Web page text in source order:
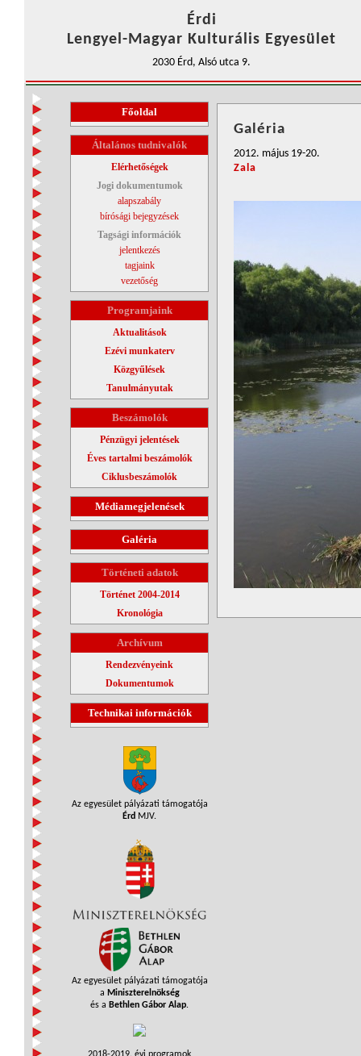
Érdi
Lengyel-Magyar Kulturális Egyesület
2030 Érd, Alsó utca 9.
Főoldal
Általános tudnivalók
Elérhetőségek
Jogi dokumentumok
alapszabály
bírósági bejegyzések
Tagsági információk
jelentkezés
tagjaink
vezetőség
Programjaink
Aktualitások
Ezévi munkaterv
Közgyűlések
Tanulmányutak
Beszámolók
Pénzügyi jelentések
Éves tartalmi beszámolók
Ciklusbeszámolók
Médiamegjelenések
Galéria
Történeti adatok
Történet 2004-2014
Kronológia
Archívum
Rendezvényeink
Dokumentumok
Technikai információk
Az egyesület pályázati támogatója
Érd MJV.
Az egyesület pályázati támogatója
a Miniszterelnökség
és a Bethlen Gábor Alap.
Galéria
2012. május 19-20.
Zala